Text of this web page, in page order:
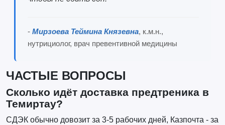
- Мирзоева Теймина Князевна, к.м.н.,
нутрициолог, врач превентивной медицины
ЧАСТЫЕ ВОПРОСЫ
Сколько идёт доставка предтреника в
Темиртау?
СДЭК обычно довозит за 3-5 рабочих дней, Казпочта - за